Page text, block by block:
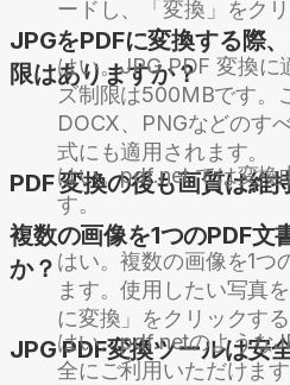
ードし、「変換」をク
JPGをPDFに変換する際
限はありますか？
はい。JPG PDF 変換に
ズ制限は500MBです。
DOCX、PNGなどのす
式にも適用されます。
PDF 変換の後も画質は維
はい。pdf.net では変換
す。
複数の画像を1つのPDF文
か？ はい。複数の画像を1つ
ます。使用したい写真
に変換」をクリックする
JPG PDF変換ツールは安
はい。pdf.netのような
全にご利用いただけま